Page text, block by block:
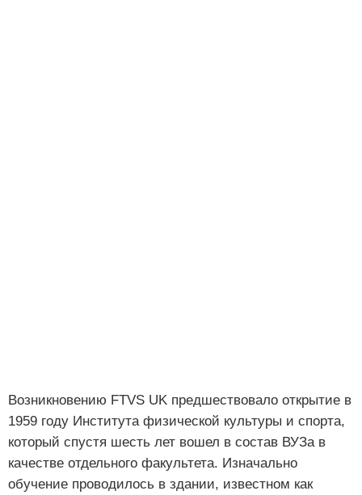
Возникновению FTVS UK предшествовало открытие в
1959 году Института физической культуры и спорта,
который спустя шесть лет вошел в состав ВУЗа в
качестве отдельного факультета. Изначально
обучение проводилось в здании, известном как